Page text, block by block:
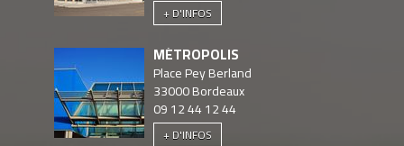
+ D'INFOS
MÉTROPOLIS
Place Pey Berland
33000Bordeaux
09 12 44 12 44
+ D'INFOS